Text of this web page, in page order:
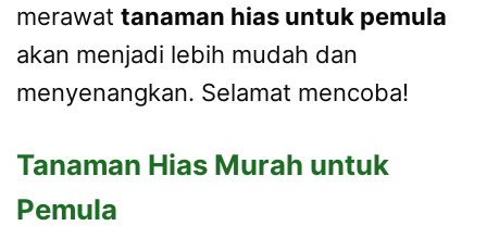
merawat tanaman hias untuk pemula
akan menjadi lebih mudah dan
menyenangkan. Selamat mencoba!
Tanaman Hias Murah untuk
Pemula